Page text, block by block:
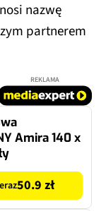
nazwę
partnerem
REKLAMA
Amira 140 x
50.9 zł